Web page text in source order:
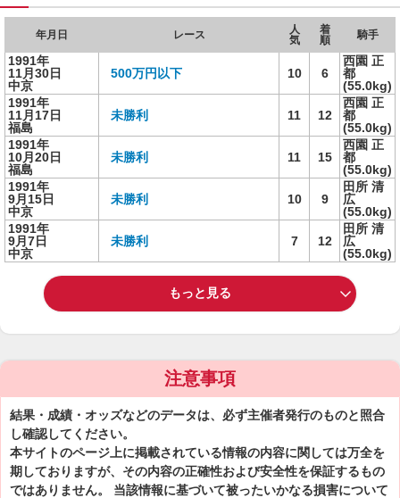
年月日 レース
人
気
着
順
騎手
1991年
11月30日
中京
500万円以下 10 6
西園 正
都
(55.0kg)
1991年
11月17日
福島
未勝利 11 12
西園 正
都
(55.0kg)
1991年
10月20日
福島
未勝利 11 15
西園 正
都
(55.0kg)
1991年
9月15日
中京
未勝利 10 9
田所 清
広
(55.0kg)
1991年
9月7日
中京
未勝利 7 12
田所 清
広
(55.0kg)
もっと見る
注意事項
結果・成績・オッズなどのデータは、必ず主催者発行のものと照合
し確認してください。
本サイトのページ上に掲載されている情報の内容に関しては万全を
期しておりますが、その内容の正確性および安全性を保証するもの
ではありません。 当該情報に基づいて被ったいかなる損害について